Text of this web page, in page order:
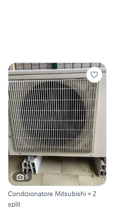
6
Condizionatore Mitsubishi + 2
split